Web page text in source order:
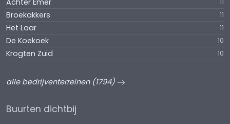
Achter Emer 11
Broekakkers 11
Het Laar 11
De Koekoek 10
Krogten Zuid 10
alle bedrijventerreinen (1794)
Buurten dichtbij